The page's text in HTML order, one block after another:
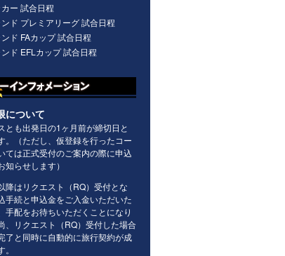
ー 試合日程
ド プレミアリーグ 試合日程
ド FAカップ 試合日程
ド EFLカップ 試合日程
について
とも出発日の1ヶ月前が締切日と
。（ただし、仮登録を行ったコー
ては正式受付のご案内の際に申込
知らせします）
降はリクエスト（RQ）受付とな
手続と申込金をご入金いただいた
手配をお待ちいただくことになり
、リクエスト（RQ）受付した場合
了と同時に自動的に旅行契約が成